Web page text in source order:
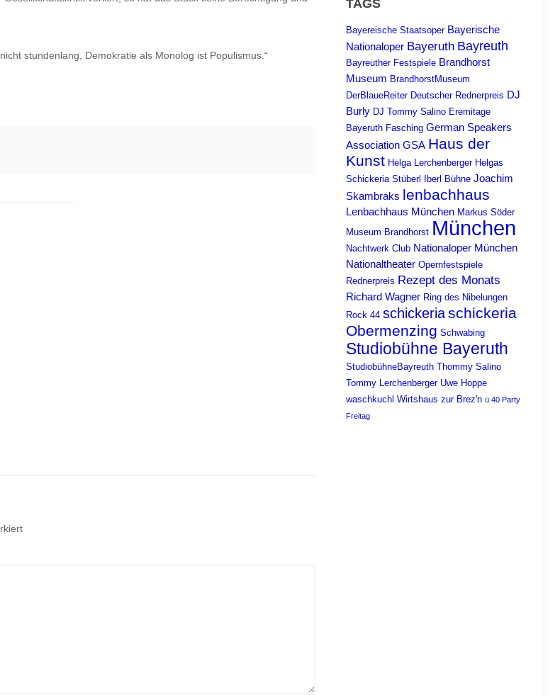
stundenlang, Demokratie als Monolog ist Populismus.“
TAGS
Bayereische Staatsoper Bayerische
Nationaloper Bayeruth Bayreuth
Bayreuther Festspiele Brandhorst
Museum BrandhorstMuseum
DerBlaueReiter Deutscher Rednerpreis DJ
Burly DJ Tommy Salino Eremitage
Bayeruth Fasching German Speakers
Association GSA Haus der
Kunst Helga Lerchenberger Helgas
Schickeria Stüberl Iberl Bühne Joachim
Skambraks lenbachhaus
Lenbachhaus München Markus Söder
Museum Brandhorst München
Nachtwerk Club Nationaloper München
Nationaltheater Opernfestspiele
Rednerpreis Rezept des Monats
Richard Wagner Ring des Nibelungen
Rock 44 schickeriaschickeria
Obermenzing Schwabing
Studiobühne Bayeruth
StudiobühneBayreuth Thommy Salino
Tommy Lerchenberger Uwe Hoppe
waschkuchl Wirtshaus zur Brez'n ü 40 Party
Freitag